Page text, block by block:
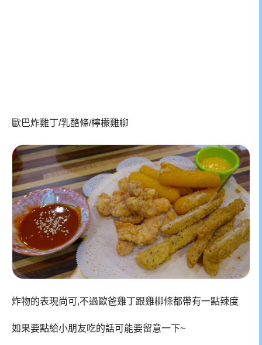
歐巴炸雞丁/乳酪條/檸檬雞柳
炸物的表現尚可,不過歐爸雞丁跟雞柳條都帶有一點辣度
如果要點給小朋友吃的話可能要留意一下~